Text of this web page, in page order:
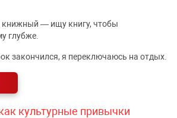
книжный — ищу книгу, чтобы
глубже.
закончился, я переключаюсь на отдых.
культурные привычки